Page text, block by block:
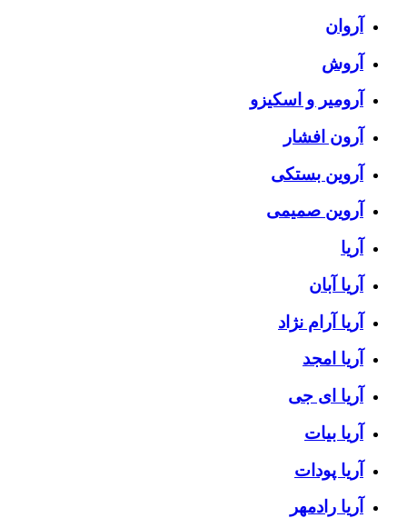
آروان
آروش
آرومیر و اسکیزو
آرون افشار
آروین بستکی
آروین صمیمی
آریا
آریا آبان
آریا آرام نژاد
آریا امجد
آریا ای جی
آریا بیات
آریا پودات
آریا رادمهر